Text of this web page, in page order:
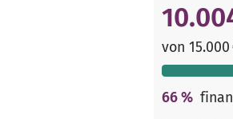
von
66%